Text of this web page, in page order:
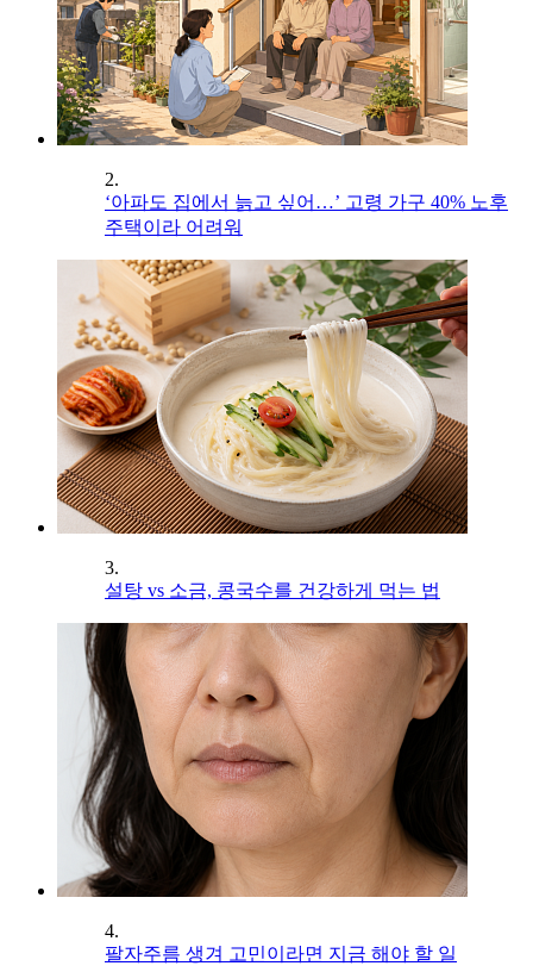
2.
‘아파도 집에서 늙고 싶어…’ 고령 가구 40% 노후
주택이라 어려워
3.
설탕 vs 소금, 콩국수를 건강하게 먹는 법
4.
팔자주름 생겨 고민이라면 지금 해야 할 일